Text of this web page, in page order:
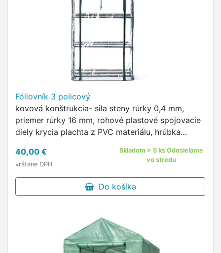
Fóliovník 3 policový
kovová konštrukcia- sila steny rúrky 0,4 mm,
priemer rúrky 16 mm, rohové plastové spojovacie
diely krycia plachta z PVC materiálu, hrúbka
40,00 €
vrátane DPH
Skladom > 5 ks Odosielame
vo stredu
Do košíka